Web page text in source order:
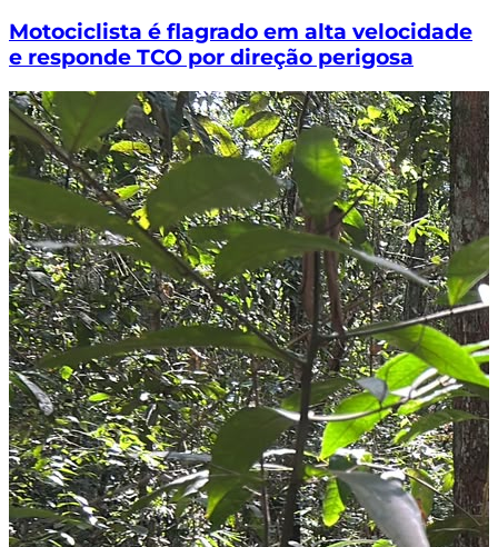
Motociclista é flagrado em alta velocidade
e responde TCO por direção perigosa